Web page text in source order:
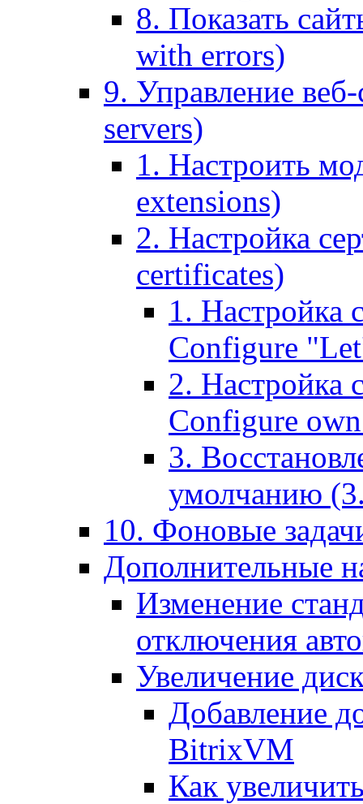
8. Показать
with errors)
9. Управление
servers)
1. Настроить
extensions)
2. Настройка
certificates)
1. Настройка
Configure
2. Настройка
Configure
3.
умолчанию
10. Фоновые
Дополнительные
Изменение
отключения
Увеличение
Добавление
BitrixVM
Как